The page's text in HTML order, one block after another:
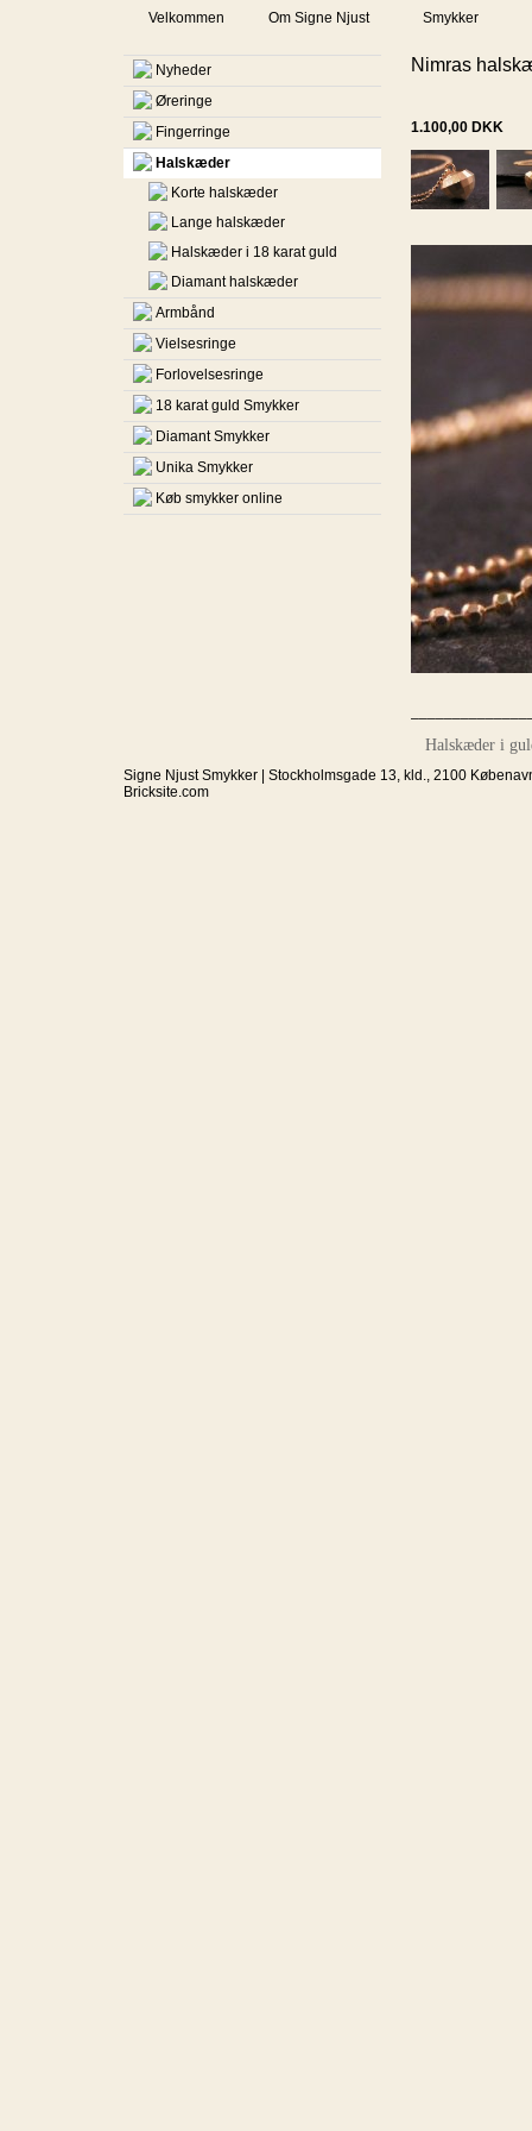
Velkommen Om Signe Njust Smykker
Nyheder
Øreringe
Fingerringe
Halskæder
Korte halskæder
Lange halskæder
Halskæder i 18 karat guld
Diamant halskæder
Armbånd
Vielsesringe
Forlovelsesringe
18 karat guld Smykker
Diamant Smykker
Unika Smykker
Køb smykker online
Nimras
1.100,00DKK
Halskæder i
Signe Njust Smykker | Stockholmsgade 13, kld., 2100
Bricksite.com